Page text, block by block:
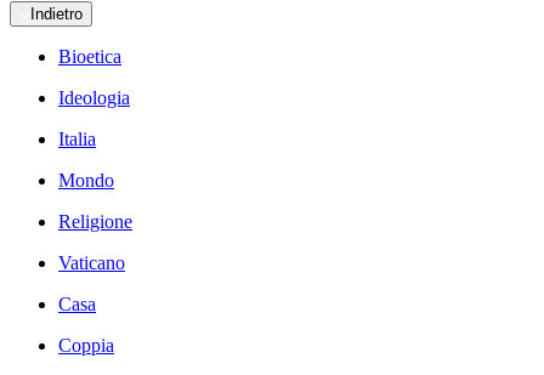
Indietro
Bioetica
Ideologia
Italia
Mondo
Religione
Vaticano
Casa
Coppia